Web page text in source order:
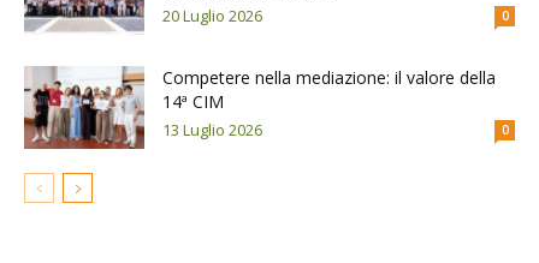
20 Luglio 2026 0
Competere nella mediazione: il valore della
14ª CIM
13 Luglio 2026 0